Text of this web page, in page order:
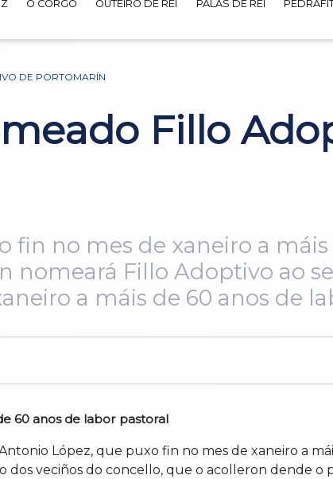
O CORGO OUTEIRO DE REI PALAS DE REI
DE PORTOMARÍN
Fillo
fin no mes de xaneiro a
nomeará Fillo Adoptivo ao
a máis de 60 anos de
60 anos de labor pastoral
López, que puxo fin no mes de xaneiro a
dos veciños do concello, que o acolleron dende